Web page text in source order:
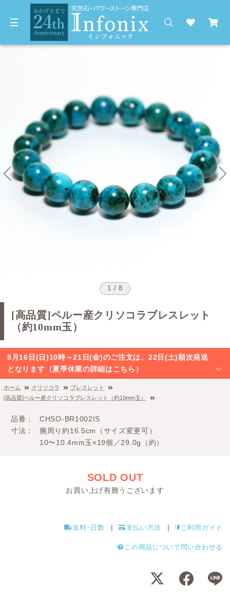
1 / 8
[高品質]ペルー産クリソコラブレスレット
（約10mm玉）
8月16日(日)10時～21日(金)のご注文は、22日(土)順次発送
となります（夏季休業の詳細はこちら）
ホーム クリソコラ
ブレスレット
[高品質]ペルー産クリソコラブレスレット（約10mm玉）
品番
CHSO-BR1002IS
寸法
腕周り約16.5cm（サイズ変更可）
10〜10.4mm玉×19個／29.0g（約）
SOLD OUT
お買い上げ有難うございます
送料･日数 支払い方法 ご利用ガイド
この商品について問い合わせる